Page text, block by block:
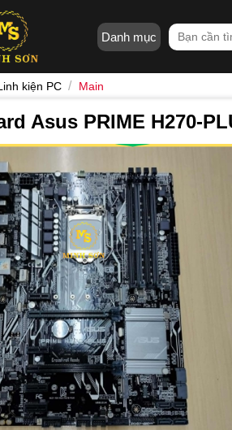
Danh mục
Tìm
kiếm:
kiện PC / Main
Asus PRIME H270-